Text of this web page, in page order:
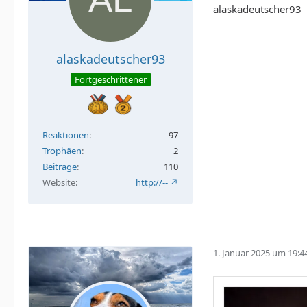
alaskadeutscher93
Fortgeschrittener
Reaktionen
97
Trophäen
2
Beiträge
110
Website
http://--
alaskadeutscher93
1. Januar 2025 um